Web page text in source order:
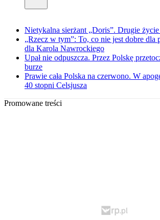
Nietykalna sierżant „Doris”. Drugie
„Rzecz w tym”: To, co nie jest dobre dla
dla Karola Nawrockiego
Upał nie odpuszcza. Przez Polskę
burze
Prawie cała Polska na czerwono. W
40 stopni Celsjusza
Promowane treści